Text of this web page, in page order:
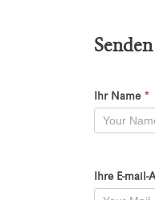
-
Ihr Name *
Ihre E-mail-